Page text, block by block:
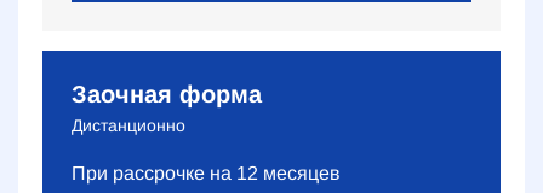
Заочная форма
Дистанционно
При рассрочке на 12 месяцев